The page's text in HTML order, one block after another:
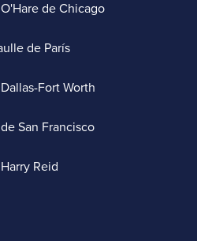
de Chicago
de París
Fort Worth
San Francisco
Reid